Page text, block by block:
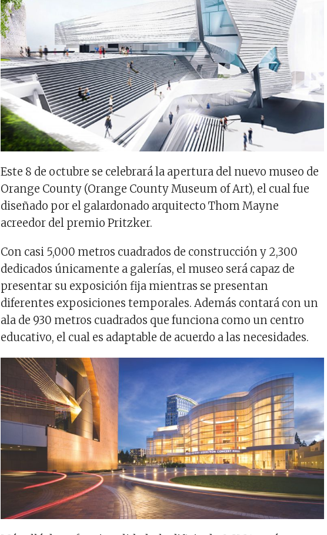
Este 8 de octubre se celebrará la apertura del nuevo museo de
Orange County (Orange County Museum of Art), el cual fue
diseñado por el galardonado arquitecto Thom Mayne
acreedor del premio Pritzker.
Con casi 5,000 metros cuadrados de construcción y 2,300
dedicados únicamente a galerías, el museo será capaz de
presentar su exposición fija mientras se presentan
diferentes exposiciones temporales. Además contará con un
ala de 930 metros cuadrados que funciona como un centro
educativo, el cual es adaptable de acuerdo a las necesidades.